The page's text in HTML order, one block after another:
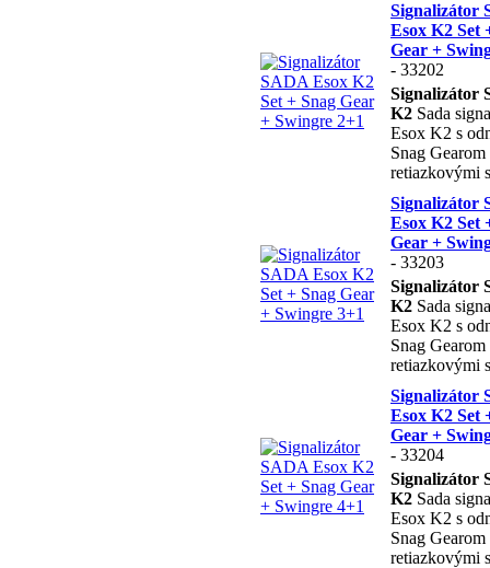
Signalizátor
Esox K2 Set
Gear +
- 33202
Signalizátor
K2 Sada
Esox K2 s
Snag Gearom
retiazkovými
Signalizátor
Esox K2 Set
Gear +
- 33203
Signalizátor
K2 Sada
Esox K2 s
Snag Gearom
retiazkovými
Signalizátor
Esox K2 Set
Gear +
- 33204
Signalizátor
K2 Sada
Esox K2 s
Snag Gearom
retiazkovými